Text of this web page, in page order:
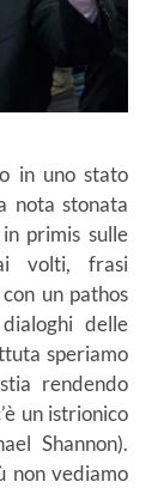
in uno stato
nota stonata
primis sulle
volti, frasi
un pathos
delle
speriamo
rendendo
un istrionico
Shannon).
non vediamo